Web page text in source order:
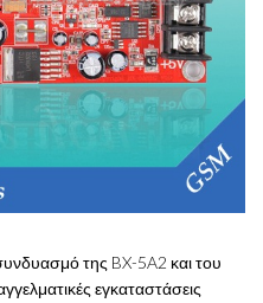
της BX-5A2 και του
εγκαταστάσεις